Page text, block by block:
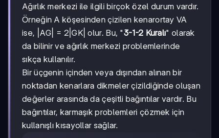
Ağırlık merkezi ile ilgili birçok özel durum vardır.
Örneğin A köşesinden çizilen kenarortay VA
ise, |AG| = 2|GK| olur. Bu, "3-1-2 Kuralı" olarak
da bilinir ve ağırlık merkezi problemlerinde
sıkça kullanılır.
Bir üçgenin içinden veya dışından alınan bir
noktadan kenarlara dikmeler çizildiğinde oluşan
değerler arasında da çeşitli bağıntılar vardır. Bu
bağıntılar, karmaşık problemleri çözmek için
kullanışlı kısayollar sağlar.